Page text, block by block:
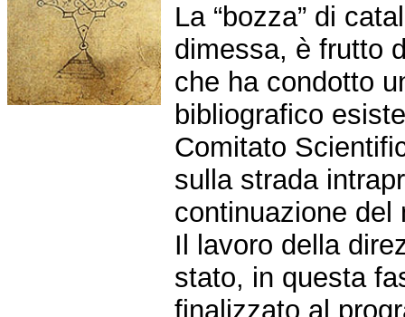
La “bozza” di
dimessa, è frutto
che ha condotto
bibliografico
Comitato
sulla strada
continuazione del
Il lavoro della
stato, in questa
finalizzato al